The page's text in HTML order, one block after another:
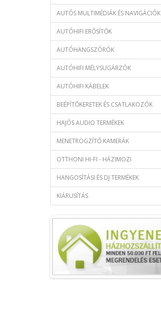
AUTÓS MULTIMÉDIÁK ÉS NAVIGÁCIÓK
AUTÓHIFI ERŐSÍTŐK
AUTÓHANGSZÓRÓK
AUTÓHIFI MÉLYSUGÁRZÓK
AUTÓHIFI KÁBELEK
BEÉPÍTŐKERETEK ÉS CSATLAKOZÓK
HAJÓS AUDIO TERMÉKEK
MENETRÖGZÍTŐ KAMERÁK
OTTHONI HI-FI - HÁZIMOZI
HANGOSÍTÁSI ÉS DJ TERMÉKEK
KIÁRUSÍTÁS